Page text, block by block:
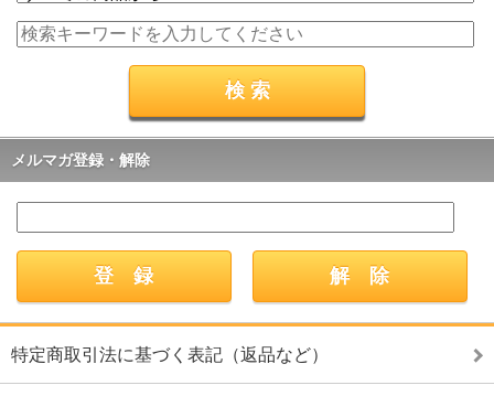
メルマガ登録・解除
特定商取引法に基づく表記（返品など）